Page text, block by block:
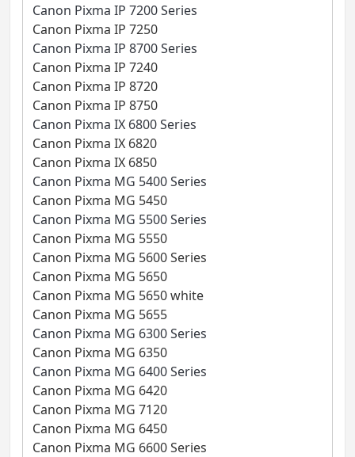
Canon Pixma IP 7200 Series
Canon Pixma IP 7250
Canon Pixma IP 8700 Series
Canon Pixma IP 7240
Canon Pixma IP 8720
Canon Pixma IP 8750
Canon Pixma IX 6800 Series
Canon Pixma IX 6820
Canon Pixma IX 6850
Canon Pixma MG 5400 Series
Canon Pixma MG 5450
Canon Pixma MG 5500 Series
Canon Pixma MG 5550
Canon Pixma MG 5600 Series
Canon Pixma MG 5650
Canon Pixma MG 5650 white
Canon Pixma MG 5655
Canon Pixma MG 6300 Series
Canon Pixma MG 6350
Canon Pixma MG 6400 Series
Canon Pixma MG 6420
Canon Pixma MG 7120
Canon Pixma MG 6450
Canon Pixma MG 6600 Series